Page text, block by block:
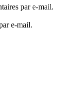
par e-mail.
e-mail.